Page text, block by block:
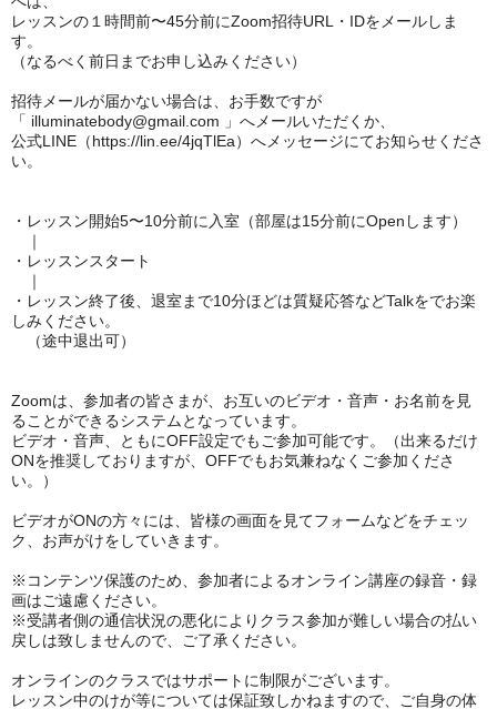
レッスンの１時間前〜45分前にZoom招待URL・IDをメールしま
す。
（なるべく前日までお申し込みください）
招待メールが届かない場合は、お手数ですが
「 illuminatebody@gmail.com 」へメールいただくか、
公式LINE（https://lin.ee/4jqTlEa）へメッセージにてお知らせくださ
い。
・レッスン開始5〜10分前に入室（部屋は15分前にOpenします）
｜
・レッスンスタート
｜
・レッスン終了後、退室まで10分ほどは質疑応答などTalkをでお楽
しみください。
（途中退出可）
Zoomは、参加者の皆さまが、お互いのビデオ・音声・お名前を見
ることができるシステムとなっています。
ビデオ・音声、ともにOFF設定でもご参加可能です。（出来るだけ
ONを推奨しておりますが、OFFでもお気兼ねなくご参加くださ
い。）
ビデオがONの方々には、皆様の画面を見てフォームなどをチェッ
ク、お声がけをしていきます。
※コンテンツ保護のため、参加者によるオンライン講座の録音・録
画はご遠慮ください。
※受講者側の通信状況の悪化によりクラス参加が難しい場合の払い
戻しは致しませんので、ご了承ください。
オンラインのクラスではサポートに制限がございます。
レッスン中のけが等については保証致しかねますので、ご自身の体